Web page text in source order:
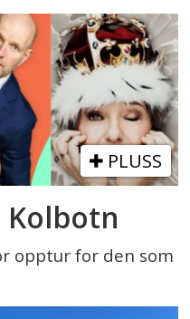
PLUSS
opptur for den som